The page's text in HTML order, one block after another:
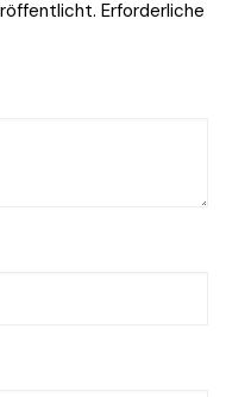
Erforderliche